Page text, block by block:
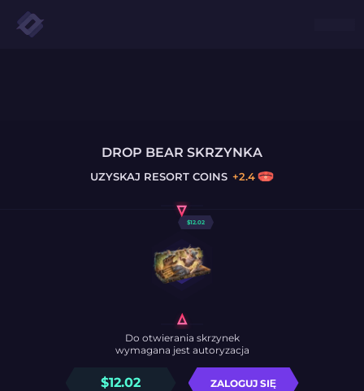
DROP BEAR SKRZYNKA
UZYSKAJ RESORT COINS +2.4
$12.02
$12.02 ZALOGUJ SIĘ
Do otwierania skrzynek
wymagana jest autoryzacja